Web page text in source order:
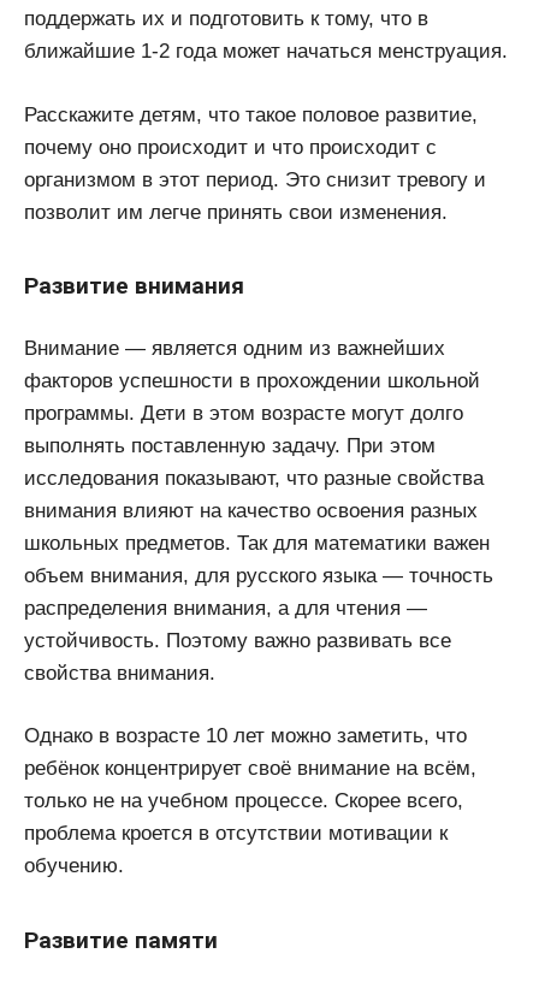
поддержать их и подготовить к тому, что в
ближайшие 1-2 года может начаться менструация.
Расскажите детям, что такое половое развитие,
почему оно происходит и что происходит с
организмом в этот период. Это снизит тревогу и
позволит им легче принять свои изменения.
Развитие внимания
Внимание — является одним из важнейших
факторов успешности в прохождении школьной
программы. Дети в этом возрасте могут долго
выполнять поставленную задачу. При этом
исследования показывают, что разные свойства
внимания влияют на качество освоения разных
школьных предметов. Так для математики важен
объем внимания, для русского языка — точность
распределения внимания, а для чтения —
устойчивость. Поэтому важно развивать все
свойства внимания.
Однако в возрасте 10 лет можно заметить, что
ребёнок концентрирует своё внимание на всём,
только не на учебном процессе. Скорее всего,
проблема кроется в отсутствии мотивации к
обучению.
Развитие памяти